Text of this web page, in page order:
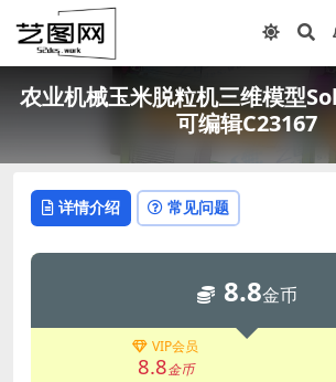
农业机械玉米脱粒机三维模型
可编辑C23167
详情介绍 常见问题
8.8金币
VIP会员
8.8金币